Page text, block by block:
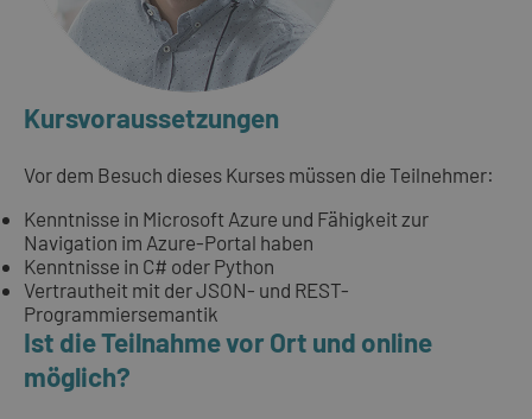
Kursvoraussetzungen
Vor dem Besuch dieses Kurses müssen die Teilnehmer:
Kenntnisse in Microsoft Azure und Fähigkeit zur
Navigation im Azure-Portal haben
Kenntnisse in C# oder Python
Vertrautheit mit der JSON- und REST-
Programmiersemantik
Ist die Teilnahme vor Ort und online
möglich?